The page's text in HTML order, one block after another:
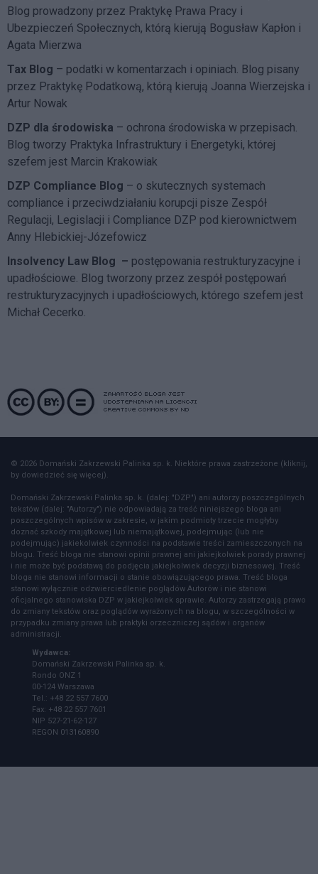
Blog prowadzony przez Praktykę Prawa Pracy i
Ubezpieczeń Społecznych, którą kierują Bogusław Kapłon i
Agata Mierzwa
Tax Blog – podatki w komentarzach i opiniach. Blog pisany
przez Praktykę Podatkową, którą kierują Joanna Wierzejska i
Artur Nowak
DZP dla środowiska – ochrona środowiska w przepisach.
Blog tworzy Praktyka Infrastruktury i Energetyki, której
szefem jest Marcin Krakowiak
DZP Compliance Blog – o skutecznych systemach
compliance i przeciwdziałaniu korupcji pisze Zespół
Regulacji, Legislacji i Compliance DZP pod kierownictwem
Anny Hlebickiej-Józefowicz
Insolvency Law Blog – postępowania restrukturyzacyjne i
upadłościowe. Blog tworzony przez zespół postępowań
restrukturyzacyjnych i upadłościowych, którego szefem jest
Michał Cecerko.
© 2026 Domański Zakrzewski Palinka sp. k. Niektóre prawa zastrzeżone (kliknij,
by dowiedzieć się więcej).
Domański Zakrzewski Palinka sp. k. (dalej: "DZP") ani autorzy poszczególnych
tekstów (dalej: "Autorzy") nie odpowiadają za treść niniejszego bloga ani
poszczególnych wpisów w zakresie, w jakim podmioty trzecie mogłyby
doznać szkody majątkowej lub niemajątkowej, podejmując (lub nie
podejmując) jakiekolwiek czynności na podstawie treści zamieszczonych na
blogu. Treść bloga nie stanowi opinii prawnej ani jakiejkolwiek porady prawnej
i nie może być podstawą do podjęcia jakiejkolwiek decyzji biznesowej. Treść
bloga nie stanowi informacji o stanie obowiązującego prawa. Treść bloga
stanowi wyłącznie odzwierciedlenie poglądów Autorów i nie stanowi
oficjalnego stanowiska DZP w jakiejkolwiek sprawie. Autorzy zastrzegają prawo
do zmiany tekstów oraz poglądów wyrażonych na blogu, w szczególności w
przypadku zmiany prawa lub praktyki orzeczniczej sądów i organów
administracji.
Wydawca:
Domański Zakrzewski Palinka sp. k.
Rondo ONZ 1
00-124 Warszawa
Tel.: +48 22 557 7600
Fax: +48 22 557 7601
NIP 527-21-62-127
REGON 013160890